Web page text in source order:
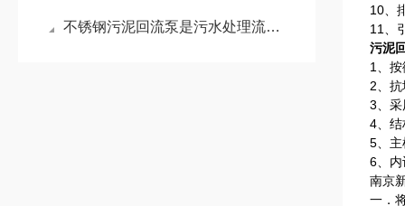
不锈钢污泥回流泵是污水处理流程中的关键环节
10、
11、
污泥
1、
2、
3、
4、结
5、主
6、内
南京
一．